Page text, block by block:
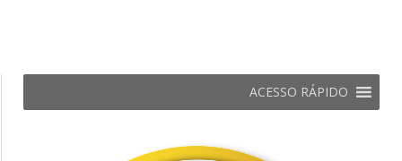
ACESSO RÁPIDO